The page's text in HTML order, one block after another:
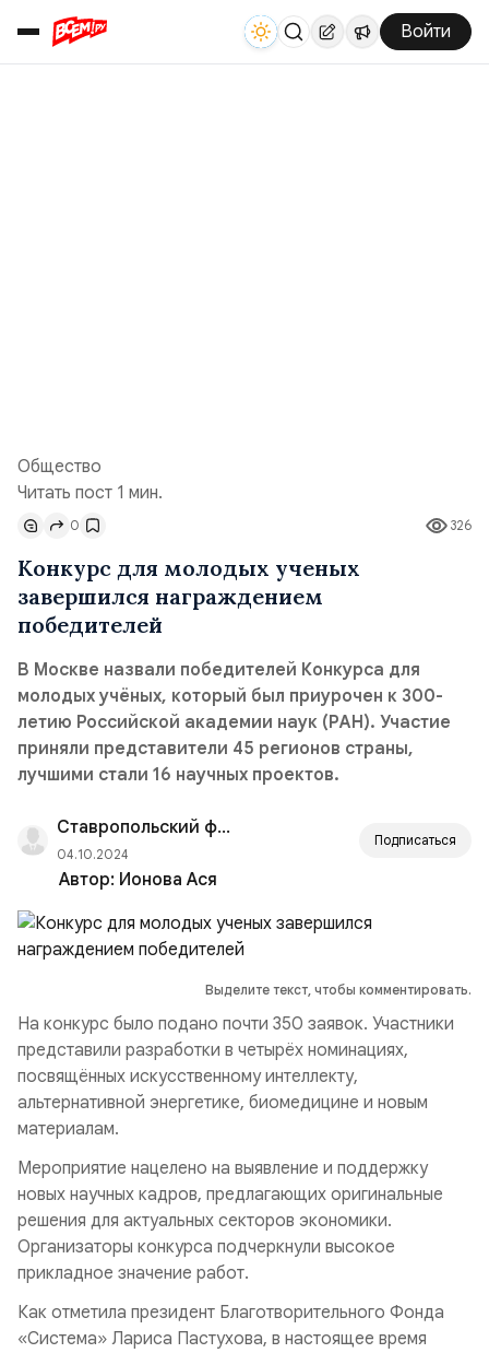
Войти
Общество
Читать пост 1 мин.
326
0
Конкурс для молодых ученых
завершился награждением
победителей
В Москве назвали победителей Конкурса для
молодых учёных, который был приурочен к 300-
летию Российской академии наук (РАН). Участие
приняли представители 45 регионов страны,
лучшими стали 16 научных проектов.
Ставропольский филиал РАНХиГС
04.10.2024
Подписаться
Автор: Ионова Ася
Выделите текст, чтобы комментировать.
На конкурс было подано почти 350 заявок. Участники
представили разработки в четырёх номинациях,
посвящённых искусственному интеллекту,
альтернативной энергетике, биомедицине и новым
материалам.
Мероприятие нацелено на выявление и поддержку
новых научных кадров, предлагающих оригинальные
решения для актуальных секторов экономики.
Организаторы конкурса подчеркнули высокое
прикладное значение работ.
Как отметила президент Благотворительного Фонда
«Система» Лариса Пастухова, в настоящее время